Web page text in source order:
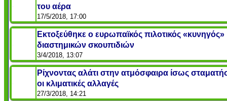
του αέρα
17/5/2018, 17:00
Εκτοξεύθηκε ο ευρωπαϊκός πιλοτικός «κυνηγός»
διαστημικών σκουπιδιών
3/4/2018, 13:07
Ρίχνοντας αλάτι στην ατμόσφαιρα ίσως
οι κλιματικές αλλαγές
27/3/2018, 14:21